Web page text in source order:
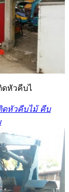
ดหัวคีบไ
ดหัวคีบไม้ คีบ